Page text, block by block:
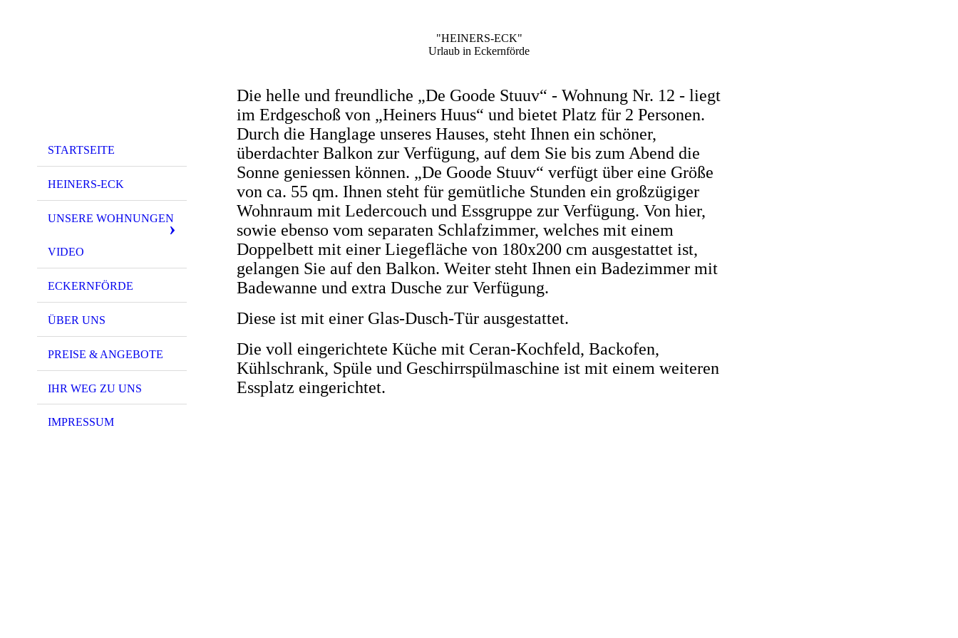
STARTSEITE
HEINERS-ECK
UNSERE WOHNUNGEN
VIDEO
ECKERNFÖRDE
ÜBER UNS
PREISE & ANGEBOTE
IHR WEG ZU UNS
IMPRESSUM
"HEINERS-ECK"
Urlaub in Eckernförde
Die helle und freundliche „De Goode Stuuv“ - Wohnung Nr. 12 - liegt
im Erdgeschoß von „Heiners Huus“ und bietet Platz für 2 Personen.
Durch die Hanglage unseres Hauses, steht Ihnen ein schöner,
überdachter Balkon zur Verfügung, auf dem Sie bis zum Abend die
Sonne geniessen können. „De Goode Stuuv“ verfügt über eine Größe
von ca. 55 qm. Ihnen steht für gemütliche Stunden ein großzügiger
Wohnraum mit Ledercouch und Essgruppe zur Verfügung. Von hier,
sowie ebenso vom separaten Schlafzimmer, welches mit einem
Doppelbett mit einer Liegefläche von 180x200 cm ausgestattet ist,
gelangen Sie auf den Balkon. Weiter steht Ihnen ein Badezimmer mit
Badewanne und extra Dusche zur Verfügung.
Diese ist mit einer Glas-Dusch-Tür ausgestattet.
Die voll eingerichtete Küche mit Ceran-Kochfeld, Backofen,
Kühlschrank, Spüle und Geschirrspülmaschine ist mit einem weiteren
Essplatz eingerichtet.